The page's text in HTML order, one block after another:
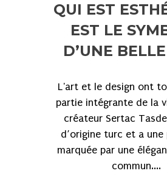
QUI EST
EST LE
D’UNE
L'art et le design ont
partie intégrante de la
créateur Sertac
d’origine turc et a une
marquée par une
commun....